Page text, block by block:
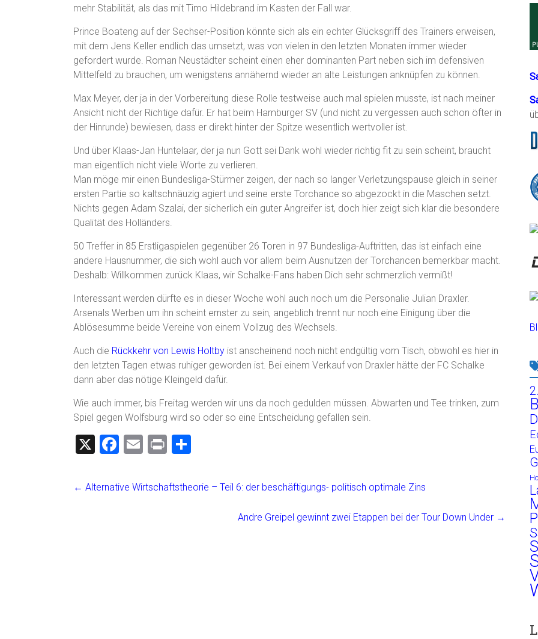
mehr Stabilität, als das mit Timo Hildebrand im Kasten der Fall war.
Prince Boateng auf der Sechser-Position könnte sich als ein echter Glücksgriff des Trainers erweisen,
mit dem Jens Keller endlich das umsetzt, was von vielen in den letzten Monaten immer wieder
gefordert wurde. Roman Neustädter scheint einen eher dominanten Part neben sich im defensiven
Mittelfeld zu brauchen, um wenigstens annähernd wieder an alte Leistungen anknüpfen zu können.
Max Meyer, der ja in der Vorbereitung diese Rolle testweise auch mal spielen musste, ist nach meiner
Ansicht nicht der Richtige dafür. Er hat beim Hamburger SV (und nicht zu vergessen auch schon öfter in
der Hinrunde) bewiesen, dass er direkt hinter der Spitze wesentlich wertvoller ist.
Und über Klaas-Jan Huntelaar, der ja nun Gott sei Dank wohl wieder richtig fit zu sein scheint, braucht
man eigentlich nicht viele Worte zu verlieren.
Man möge mir einen Bundesliga-Stürmer zeigen, der nach so langer Verletzungspause gleich in seiner
ersten Partie so kaltschnäuzig agiert und seine erste Torchance so abgezockt in die Maschen setzt.
Nichts gegen Adam Szalai, der sicherlich ein guter Angreifer ist, doch hier zeigt sich klar die besondere
Qualität des Holländers.
50 Treffer in 85 Erstligaspielen gegenüber 26 Toren in 97 Bundesliga-Auftritten, das ist einfach eine
andere Hausnummer, die sich wohl auch vor allem beim Ausnutzen der Torchancen bemerkbar macht.
Deshalb: Willkommen zurück Klaas, wir Schalke-Fans haben Dich sehr schmerzlich vermißt!
Interessant werden dürfte es in dieser Woche wohl auch noch um die Personalie Julian Draxler.
Arsenals Werben um ihn scheint ernster zu sein, angeblich trennt nur noch eine Einigung über die
Ablösesumme beide Vereine von einem Vollzug des Wechsels.
Auch die Rückkehr von Lewis Holtby ist anscheinend noch nicht endgültig vom Tisch, obwohl es hier in
den letzten Tagen etwas ruhiger geworden ist. Bei einem Verkauf von Draxler hätte der FC Schalke
dann aber das nötige Kleingeld dafür.
Wie auch immer, bis Freitag werden wir uns da noch gedulden müssen. Abwarten und Tee trinken, zum
Spiel gegen Wolfsburg wird so oder so eine Entscheidung gefallen sein.
X
F
ce
E
ai
Pr
t
e
← Alternative Wirtschaftstheorie – Teil 6: der beschäftigungs- politisch optimale Zins
Andre Greipel gewinnt zwei Etappen bei der Tour Down Under →